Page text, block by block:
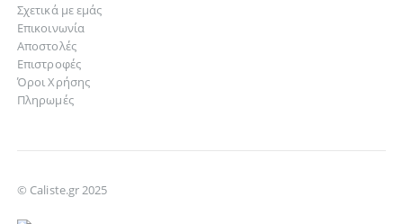
Σχετικά με εμάς
Επικοινωνία
Αποστολές
Επιστροφές
Όροι Χρήσης
Πληρωμές
© Caliste.gr 2025